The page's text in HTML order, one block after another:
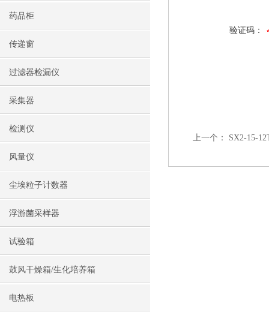
药品柜
传递窗
过滤器检漏仪
采集器
检测仪
风量仪
尘埃粒子计数器
浮游菌采样器
试验箱
鼓风干燥箱/生化培养箱
电热板
验证码：
上一个： SX2-15-